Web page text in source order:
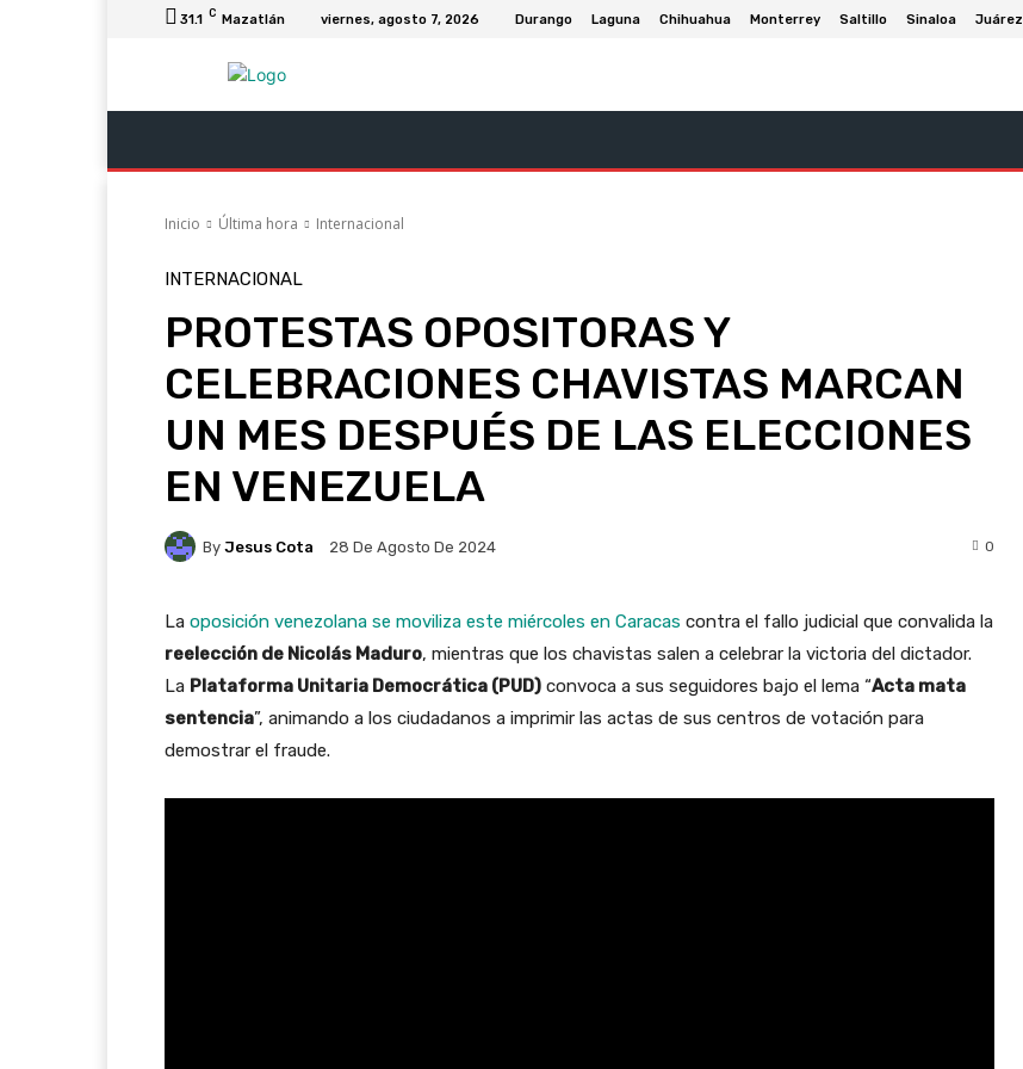
31.1 C Mazatlán viernes, agosto 7, 2026 Durango Laguna Chihuahua Monterrey Saltillo Sinaloa Juárez
Inicio Última hora Internacional
INTERNACIONAL
PROTESTAS OPOSITORAS Y
CELEBRACIONES CHAVISTAS MARCAN
UN MES DESPUÉS DE LAS ELECCIONES
EN VENEZUELA
By Jesus Cota 28 De Agosto De 2024 0
La oposición venezolana se moviliza este miércoles en Caracas contra el fallo judicial que convalida la
reelección de Nicolás Maduro, mientras que los chavistas salen a celebrar la victoria del dictador.
La Plataforma Unitaria Democrática (PUD) convoca a sus seguidores bajo el lema “Acta mata
sentencia”, animando a los ciudadanos a imprimir las actas de sus centros de votación para
demostrar el fraude.